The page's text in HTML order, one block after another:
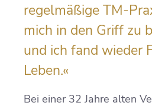
regelmäßige TM-
mich in den Griff zu
und ich fand wieder
Leben.«
Bei einer 32 Jahre alten